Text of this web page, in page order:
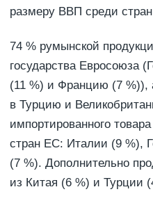
размеру ВВП среди
74 % румынской
государства Евросоюза
(11 %) и Францию (7 %)),
в Турцию и
импортированного
стран ЕС: Италии (9 %),
(7 %). Дополнительно
из Китая (6 %) и Турции